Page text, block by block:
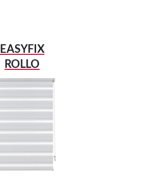
EASYFIX
ROLLO